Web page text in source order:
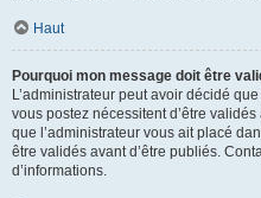
Haut
Pourquoi mon message doit être
L’administrateur peut avoir décidé
vous postez nécessitent d’être
que l’administrateur vous ait placé
être validés avant d’être publiés.
d’informations.